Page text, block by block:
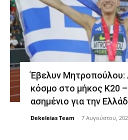
Έβελυν Μητροπούλου:
κόσμο στο μήκος Κ20 –
ασημένιο για την
Dekeleias Team - 7 Αυγούστου,